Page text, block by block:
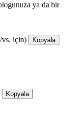
ya da bir
vs. için) Kopyala
Kopyala